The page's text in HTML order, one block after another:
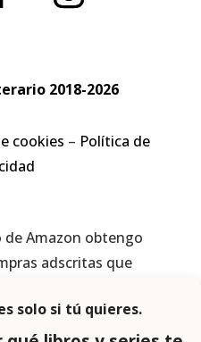
2018-2026
cookies – Política de
de Amazon obtengo
adscritas que